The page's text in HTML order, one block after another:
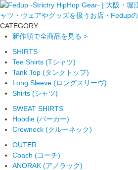
CATEGORY
新作順で全商品を見る >
SHIRTS
Tee Shirts (Tシャツ)
Tank Top (タンクトップ)
Long Sleeve (ロングスリーヴ)
Shirts (シャツ)
SWEAT SHIRTS
Hoodie (パーカー)
Crewneck (クルーネック)
OUTER
Coach (コーチ)
ANORAK (アノラック)